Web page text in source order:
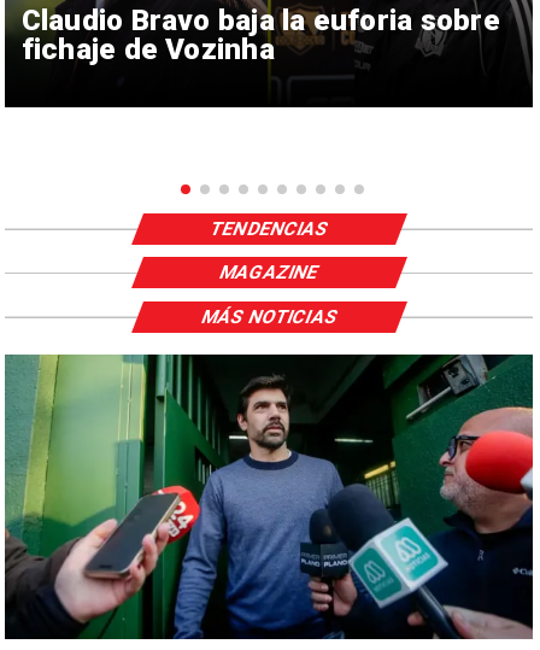
Claudio Bravo baja la euforia sobre
fichaje de Vozinha
TENDENCIAS
MAGAZINE
MÁS NOTICIAS